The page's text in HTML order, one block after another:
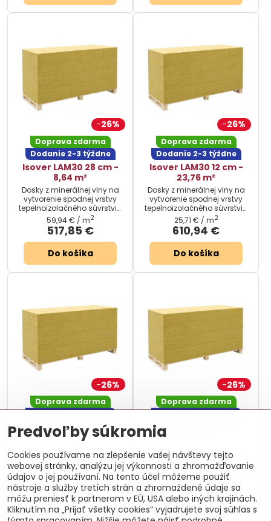
26%
Doprava zdarma
Dodanie 2-3 týždne
Isover LAM30 28 cm -
8,64 m²
Dosky z minerálnej vlny na
vytvorenie spodnej vrstvy
tepelnoizolačného súvrstvia
plochých striech.
517,85 €
59,94 € / m2
Do košíka
26%
Doprava zdarma
Dodanie 2-3 týždne
Isover LAM30 12 cm -
23,76 m²
Dosky z minerálnej vlny na
vytvorenie spodnej vrstvy
tepelnoizolačného súvrstvia
plochých striech.
610,94 €
25,71 € / m2
Do košíka
26%
Doprava zdarma
Dodanie 2-3 týždne
Isover LAM30 14 cm -
19,44 m²
Dosky z minerálnej vlny na
vytvorenie spodnej vrstvy
tepelnoizolačného súvrstvia
plochých striech.
583,03 €
29,99 €/ m2
Do košíka
26%
Doprava zdarma
Dodanie 2-3 týždne
Isover LAM30 30 cm -
Dosky z minerálnej vlny na
vytvorenie spodnej vrstvy
tepelnoizolačného súvrstvia
plochých striech.
554,81 €
64,21 € / m2
Do košíka
Predvoľby súkromia
Cookies používame na zlepšenie vašej návštevy tejto
webovej stránky, analýzu jej výkonnosti a zhromažďovanie
údajov o jej používaní. Na tento účel môžeme použiť
nástroje a služby tretích strán a zhromaždené údaje sa
môžu preniesť k partnerom v EÚ, USA alebo iných krajinách.
Kliknutím na „Prijať všetky cookies“ vyjadrujete svoj súhlas s